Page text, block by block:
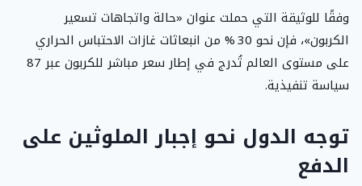
وفقًا للوثيقة التي حملت عنوان «حالة واتجاهات تسعير
الكربون»، فإن نحو 30 % من انبعاثات غازات الاحتباس الحراري
على مستوى العالم تُدرج في إطار سعر مباشر للكربون عبر 87
سياسة تنفيذية.
توجه الدول نحو إجبار الملوثين على
الدفع